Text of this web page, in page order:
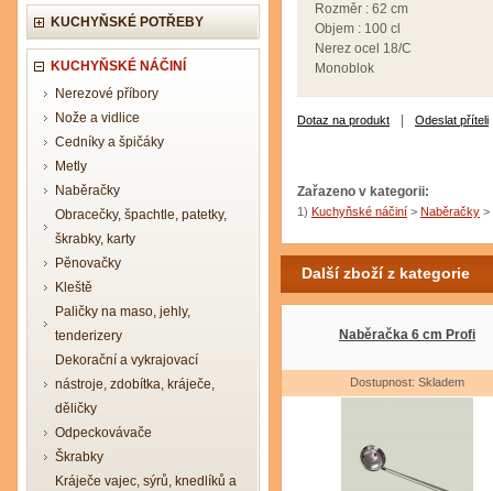
KUCHYŇSKÉ POTŘEBY
KUCHYŇSKÉ NÁČINÍ
Nerezové příbory
Nože a vidlice
Cedníky a špičáky
Metly
Naběračky
Obracečky, špachtle, patetky,
škrabky, karty
Pěnovačky
Kleště
Paličky na maso, jehly,
tenderizery
Dekorační a vykrajovací
nástroje, zdobítka, kráječe,
děličky
Odpeckovávače
Škrabky
Kráječe vajec, sýrů, knedlíků a
Rozměr : 62 cm
Objem : 100 cl
Nerez ocel 18/C
Monoblok
Dotaz na produkt Odeslat příteli
Zařazeno v kategorii:
1) Kuchyňské náčiní > Naběračky >
Další zboží z kategorie
Naběračka 6 cm Profi
Dostupnost: Skladem